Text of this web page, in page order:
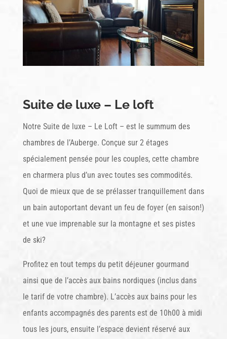
Suite de luxe – Le loft
Notre Suite de luxe – Le Loft – est le summum des
chambres de l’Auberge. Conçue sur 2 étages
spécialement pensée pour les couples, cette chambre
en charmera plus d’un avec toutes ses commodités.
Quoi de mieux que de se prélasser tranquillement dans
un bain autoportant devant un feu de foyer (en saison!)
et une vue imprenable sur la montagne et ses pistes
de ski?
Profitez en tout temps du petit déjeuner gourmand
ainsi que de l’accès aux bains nordiques (inclus dans
le tarif de votre chambre). L’accès aux bains pour les
enfants accompagnés des parents est de 10h00 à midi
tous les jours, ensuite l’espace devient réservé aux